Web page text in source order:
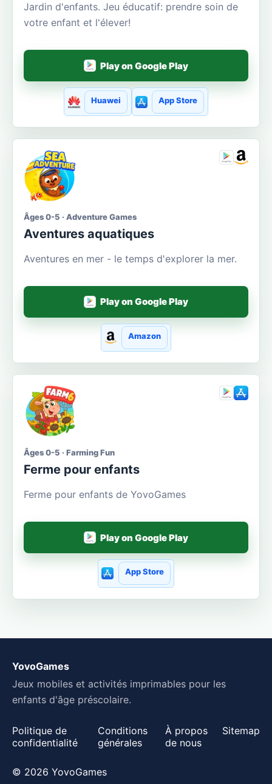
Jardin d'enfants. Jeu éducatif: prendre soin de
votre enfant et l'élever!
Play on Google Play
Huawei App Store
Âges 0-5 · Adventure Games
Aventures aquatiques
Aventures en mer - le temps d'explorer la mer.
Play on Google Play
Amazon
Âges 0-5 · Farming Fun
Ferme pour enfants
Ferme pour enfants de YovoGames
Play on Google Play
App Store
YovoGames
Jeux mobiles et activités imprimables pour les
enfants d'âge préscolaire.
Politique de
confidentialité
Conditions
générales
À propos
de nous
Sitemap
© 2026 YovoGames